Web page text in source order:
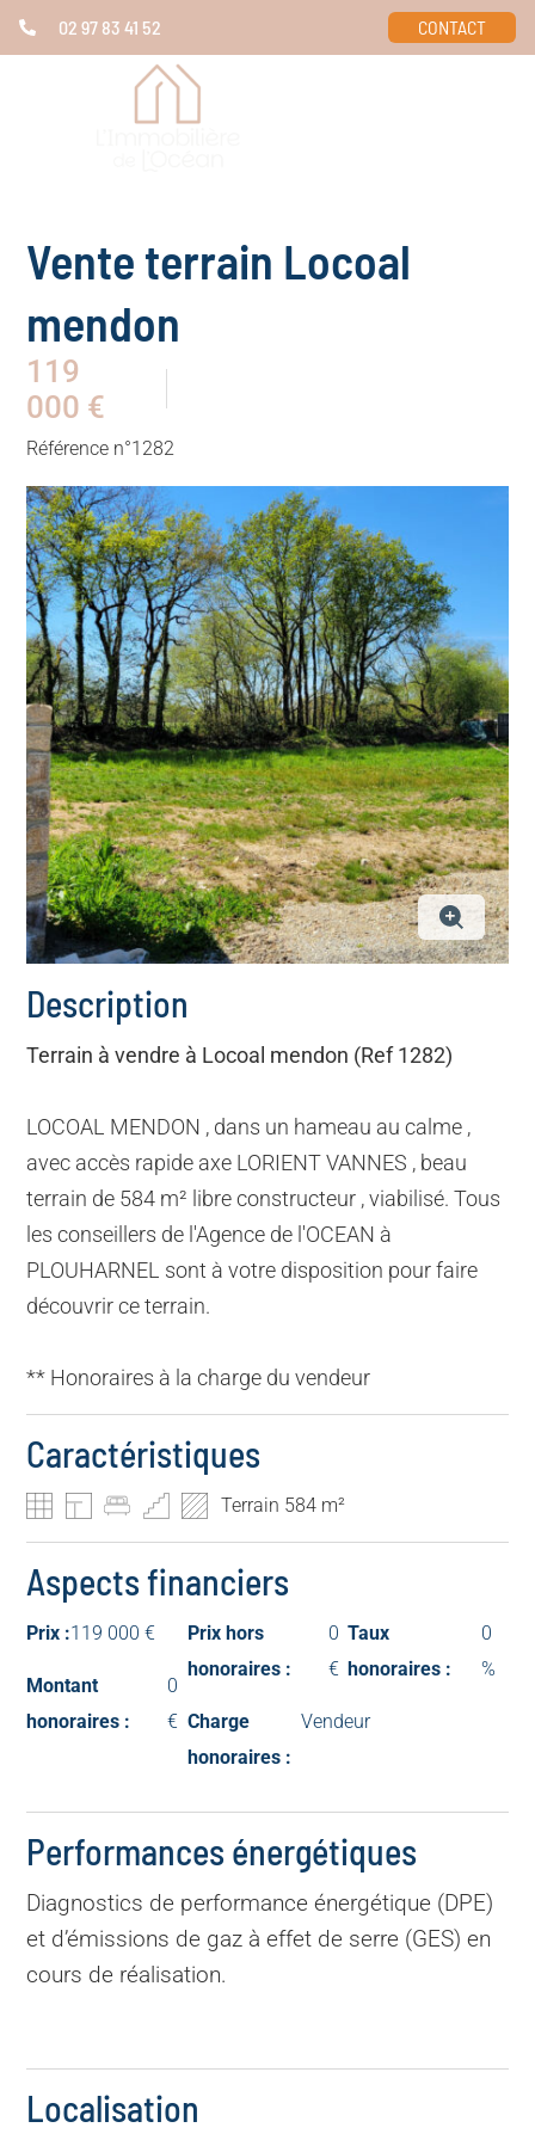
02 97 83 41 52 CONTACT
Vente terrain Locoal
mendon
119
000 €
Référence n°1282
Description
Terrain à vendre à Locoal mendon (Ref 1282)
LOCOAL MENDON , dans un hameau au calme ,
avec accès rapide axe LORIENT VANNES , beau
terrain de 584 m² libre constructeur , viabilisé. Tous
les conseillers de l'Agence de l'OCEAN à
PLOUHARNEL sont à votre disposition pour faire
découvrir ce terrain.
** Honoraires à la charge du vendeur
Caractéristiques
Terrain 584 m²
Aspects financiers
Prix :119 000 €
Montant
honoraires :
0
€
Prix hors
honoraires :
0
€
Charge
honoraires :
Vendeur
Taux
honoraires :
0
%
Performances énergétiques
Diagnostics de performance énergétique (DPE)
et d’émissions de gaz à effet de serre (GES) en
cours de réalisation.
Localisation